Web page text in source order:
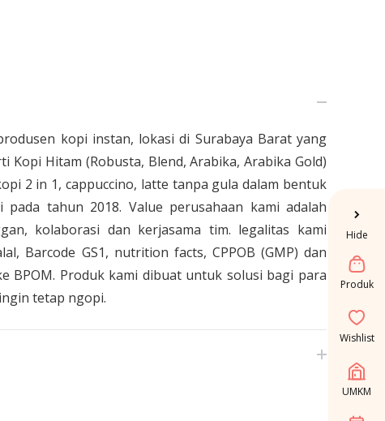
Hide
Produk
Wishlist
UMKM
kopi instan, lokasi di Surabaya Barat yang
Kopi Hitam (Robusta, Blend, Arabika, Arabika Gold)
2 in 1, cappuccino, latte tanpa gula dalam bentuk
tahun 2018. Value perusahaan kami adalah
kolaborasi dan kerjasama tim. legalitas kami
Barcode GS1, nutrition facts, CPPOB (GMP) dan
BPOM. Produk kami dibuat untuk solusi bagi para
tetap ngopi.